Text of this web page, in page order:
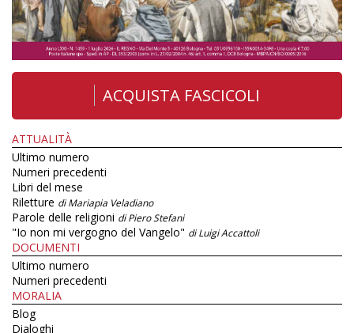
ACQUISTA FASCICOLI
ATTUALITÀ
Ultimo numero
Numeri precedenti
Libri del mese
Riletture di Mariapia Veladiano
Parole delle religioni di Piero Stefani
"Io non mi vergogno del Vangelo" di Luigi Accattoli
DOCUMENTI
Ultimo numero
Numeri precedenti
MORALIA
Blog
Dialoghi